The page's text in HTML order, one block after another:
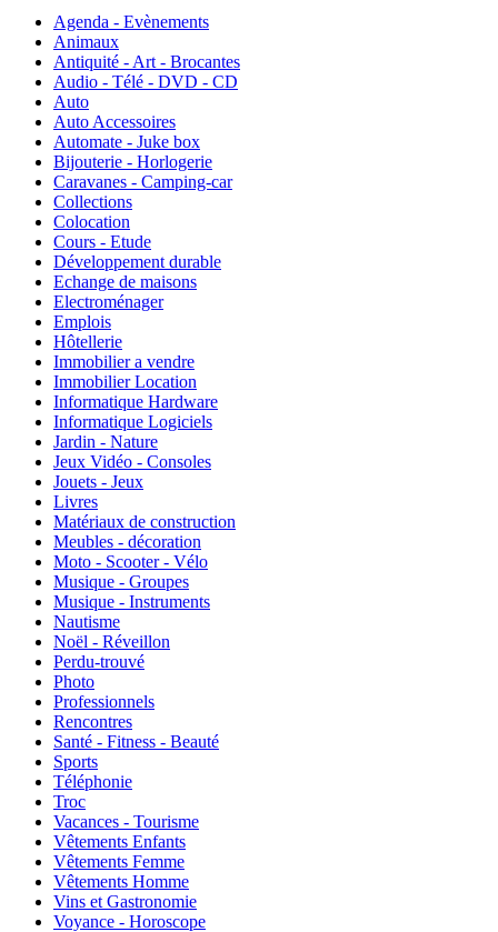
Agenda - Evènements
Animaux
Antiquité - Art - Brocantes
Audio - Télé - DVD - CD
Auto
Auto Accessoires
Automate - Juke box
Bijouterie - Horlogerie
Caravanes - Camping-car
Collections
Colocation
Cours - Etude
Développement durable
Echange de maisons
Electroménager
Emplois
Hôtellerie
Immobilier a vendre
Immobilier Location
Informatique Hardware
Informatique Logiciels
Jardin - Nature
Jeux Vidéo - Consoles
Jouets - Jeux
Livres
Matériaux de construction
Meubles - décoration
Moto - Scooter - Vélo
Musique - Groupes
Musique - Instruments
Nautisme
Noël - Réveillon
Perdu-trouvé
Photo
Professionnels
Rencontres
Santé - Fitness - Beauté
Sports
Téléphonie
Troc
Vacances - Tourisme
Vêtements Enfants
Vêtements Femme
Vêtements Homme
Vins et Gastronomie
Voyance - Horoscope